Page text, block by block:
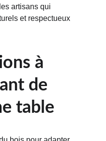
artisans qui
et respectueux
à
de
table